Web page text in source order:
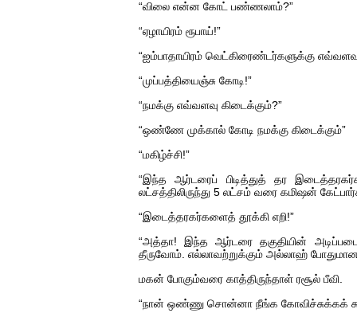
“விலை என்ன கோட் பண்ணலாம்?”
“ஏழாயிரம் ரூபாய்!”
“ஐம்பாதாயிரம் வெட்கிரைண்டர்களுக்கு
“முப்பத்தியைஞ்சு கோடி!”
“நமக்கு எவ்வளவு கிடைக்கும்?”
“ஒண்ணே முக்கால் கோடி நமக்கு கிடைக்கும்”
“மகிழ்ச்சி!”
“இந்த ஆர்டரைப் பிடித்துத் தர
லட்சத்திலிருந்து 5 லட்சம் வரை கமிஷன்
“இடைத்தரகர்களைத் தூக்கி எறி!”
“அத்தா! இந்த ஆர்டரை தகுதியின்
தீருவோம். எல்லாவற்றுக்கும் அல்லாஹ்
மகன் போகும்வரை காத்திருந்தாள் ரசூல் பீவி.
“நான் ஒண்ணு சொன்னா நீங்க கோவிச்சுக்கக்